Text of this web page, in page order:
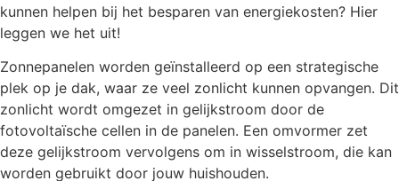
kunnen helpen bij het besparen van energiekosten? Hier
leggen we het uit!
Zonnepanelen worden geïnstalleerd op een strategische
plek op je dak, waar ze veel zonlicht kunnen opvangen. Dit
zonlicht wordt omgezet in gelijkstroom door de
fotovoltaïsche cellen in de panelen. Een omvormer zet
deze gelijkstroom vervolgens om in wisselstroom, die kan
worden gebruikt door jouw huishouden.